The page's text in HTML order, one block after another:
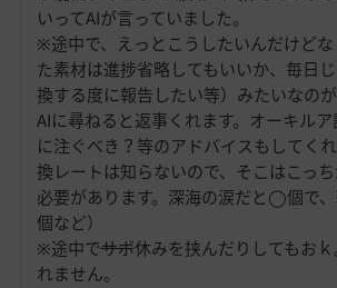
いってAIが言っていました。
※途中で、えっとこうしたいんだけど
た素材は進捗省略してもいいか、毎日
換する度に報告したい等）みたいなのが
AIに尋ねると返事くれます。オーキル
に注ぐべき？等のアドバイスもしてく
換レートは知らないので、そこはこっ
必要があります。深海の涙だと◯個で
個など）
※途中でサボ休みを挟んだりしてもお
れません。